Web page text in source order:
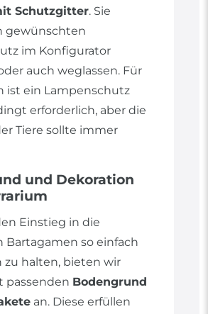
Schutzgitter. Sie
gewünschten
im Konfigurator
auch weglassen. Für
ist ein Lampenschutz
erforderlich, aber die
Tiere sollte immer
und Dekoration
Einstieg in die
Bartagamen so einfach
zu halten, bieten wir
passenden Bodengrund
an. Diese erfüllen